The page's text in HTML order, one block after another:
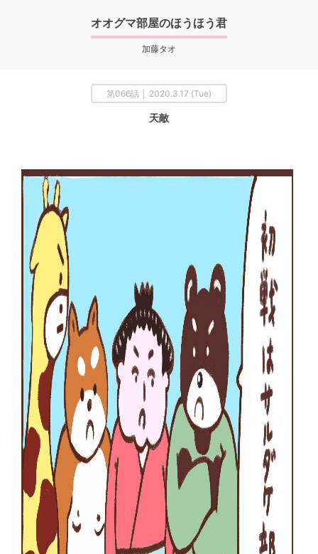
オオグマ部屋のほうほう君
加藤タオ
第066話 │ 2020.3.17 (Tue)
天敵